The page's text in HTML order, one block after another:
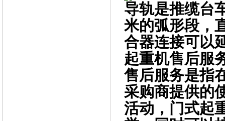
导轨是推缆台
米的弧形段，
合器连接可以
起重机售后服
售后服务是指
采购商提供的
活动，门式起